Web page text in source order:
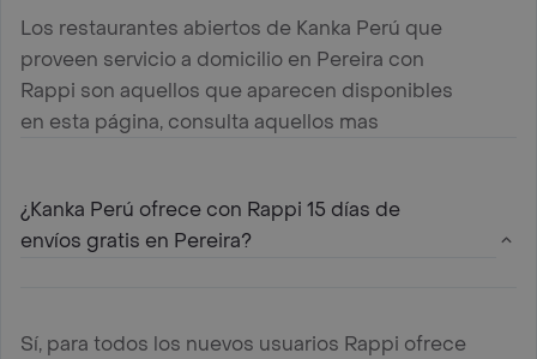
Los restaurantes abiertos de Kanka Perú que
proveen servicio a domicilio en Pereira con
Rappi son aquellos que aparecen disponibles
en esta página, consulta aquellos mas
¿Kanka Perú ofrece con Rappi 15 días de
envíos gratis en Pereira?
Sí, para todos los nuevos usuarios Rappi ofrece